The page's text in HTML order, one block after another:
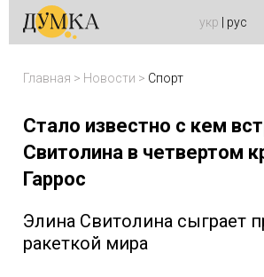
укр рус
Главная > Новости > Спорт
Стало известно с кем
Свитолина в четвертом
Гаррос
Элина Свитолина сыграет
ракеткой мира